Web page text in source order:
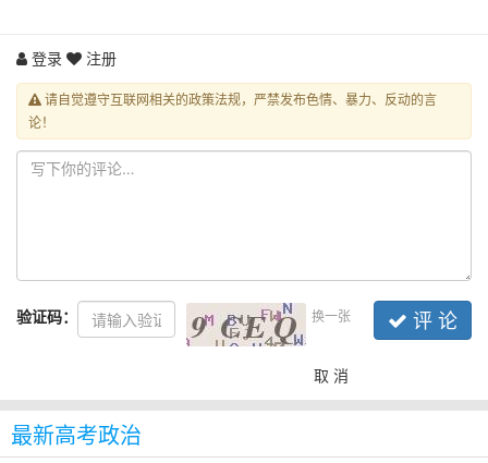
登录 注册
请自觉遵守互联网相关的政策法规，严禁发布色情、暴力、反动的言
论！
验证码： 换一张 评 论
取 消
最新高考政治